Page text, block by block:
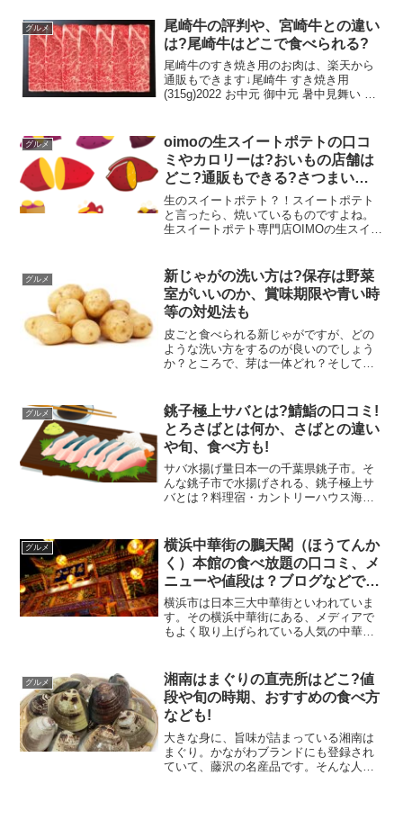
グルメ
尾崎牛の評判や、宮崎牛との違い
は?尾崎牛はどこで食べられる?
尾崎牛のすき焼き用のお肉は、楽天から
通販もできます↓尾崎牛 すき焼き用
(315g)2022 お中元 御中元 暑中見舞い 残
すき焼き 詰め合わせ 人気...
グルメ
oimoの生スイートポテトの口コ
ミやカロリーは?おいもの店舗は
どこ?通販もできる?さつまいも
はそもそも生食できるのか、シャ
キシャキしていたり生で食べると
毒は平気なのかについても！
生のスイートポテト？！スイートポテト
と言ったら、焼いているものですよね。
生スイートポテト専門店OIMOの生スイー
しょうか？カロリーは高い？通販やお取
り寄せできるかも気に...
グルメ
新じゃがの洗い方は?保存は野菜
室がいいのか、賞味期限や青い時
等の対処法も
皮ごと食べられる新じゃがですが、どの
ような洗い方をするのが良いのでしょう
か？ところで、芽は一体どれ？そして新
いけません。新じゃがは水分量が多く、
傷みやすいので保存には野...
グルメ
銚子極上サバとは?鯖鮨の口コミ!
とろさばとは何か、さばとの違い
や旬、食べ方も!
サバ水揚げ量日本一の千葉県銚子市。そ
んな銚子市で水揚げされる、銚子極上サ
バとは？料理宿・カントリーハウス海辺
っていて美味しいと、話題となっている
とろさば。ところで、とろ...
グルメ
横浜中華街の鵬天閣（ほうてんか
く）本館の食べ放題の口コミ、メ
ニューや値段は？ブログなどでも
よく紹介される人気店を調査！
横浜市は日本三大中華街といわれていま
す。その横浜中華街にある、メディアで
もよく取り上げられている人気の中華料
す。鵬天閣（ほうてんかく）の評判は？
寒い時期は美味しい中華料...
グルメ
湘南はまぐりの直売所はどこ?値
段や旬の時期、おすすめの食べ方
なども!
大きな身に、旨味が詰まっている湘南は
まぐり。かながわブランドにも登録され
ていて、藤沢の名産品です。そんな人気